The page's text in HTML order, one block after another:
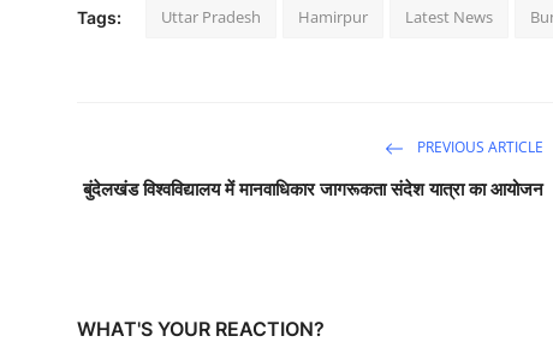
Tags: Uttar Pradesh Hamirpur Latest News
PREVIOUS ARTICLE
बुंदेलखंड विश्वविद्यालय में मानवाधिकार जागरूकता संदेश यात्रा का आयोजन
WHAT'S YOUR REACTION?